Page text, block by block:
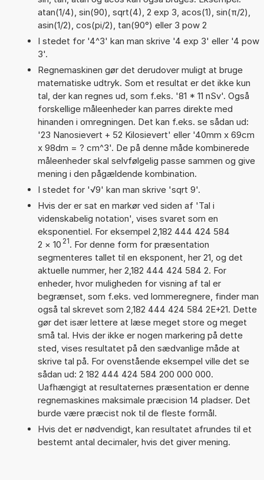
atan(1/4), sin(90), sqrt(4), 2 exp 3, acos(1), sin(π/2),
asin(1/2), cos(pi/2), tan(90°) eller 3 pow 2
I stedet for '4^3' kan man skrive '4 exp 3' eller '4 pow
3'.
Regnemaskinen gør det derudover muligt at bruge
matematiske udtryk. Som et resultat er det ikke kun
tal, der kan regnes ud, som f.eks. '81 * 11 nSv'. Også
forskellige måleenheder kan parres direkte med
hinanden i omregningen. Det kan f.eks. se sådan ud:
'23 Nanosievert + 52 Kilosievert' eller '40mm x 69cm
x 98dm = ? cm^3'. De på denne måde kombinerede
måleenheder skal selvfølgelig passe sammen og give
mening i den pågældende kombination.
I stedet for '√9' kan man skrive 'sqrt 9'.
Hvis der er sat en markør ved siden af 'Tal i
videnskabelig notation', vises svaret som en
eksponentiel. For eksempel 2,182 444 424 584
2 × 10 21. For denne form for præsentation
segmenteres tallet til en eksponent, her 21, og det
aktuelle nummer, her 2,182 444 424 584 2. For
enheder, hvor muligheden for visning af tal er
begrænset, som f.eks. ved lommeregnere, finder man
også tal skrevet som 2,182 444 424 584 2E+21. Dette
gør det især lettere at læse meget store og meget
små tal. Hvis der ikke er nogen markering på dette
sted, vises resultatet på den sædvanlige måde at
skrive tal på. For ovenstående eksempel ville det se
sådan ud: 2 182 444 424 584 200 000 000.
Uafhængigt at resultaternes præsentation er denne
regnemaskines maksimale præcision 14 pladser. Det
burde være præcist nok til de fleste formål.
Hvis det er nødvendigt, kan resultatet afrundes til et
bestemt antal decimaler, hvis det giver mening.